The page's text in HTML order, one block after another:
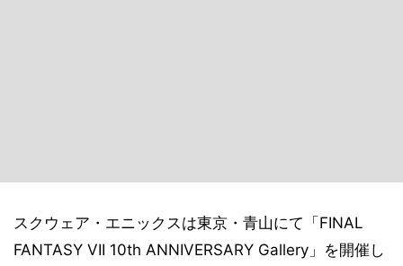
スクウェア・エニックスは東京・青山にて「FINAL
FANTASY VII 10th ANNIVERSARY Gallery」を開催し